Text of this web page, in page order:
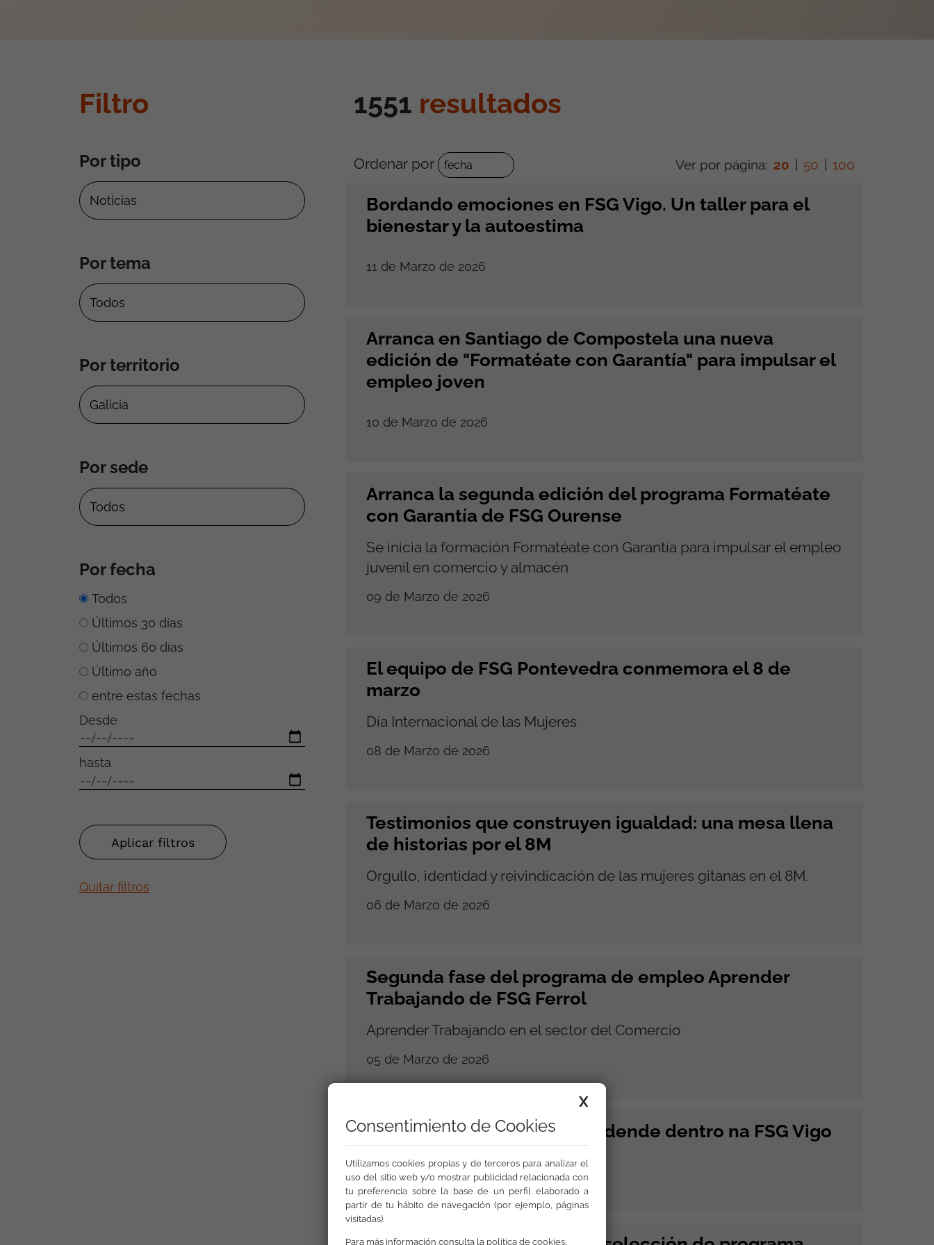
Filtro
Por tipo
Por tema
Por territorio
Por sede
Por fecha
Todos
Últimos 30 días
Últimos 60 días
Último año
entre estas fechas
Desde
hasta
Quitar filtros
1551 resultados
Ordenar por Ver por página: 20 50 100
Bordando emociones en FSG Vigo. Un taller para el
bienestar y la autoestima
11 de Marzo de 2026
Arranca en Santiago de Compostela una nueva
edición de "Formatéate con Garantía" para impulsar el
empleo joven
10 de Marzo de 2026
Arranca la segunda edición del programa Formatéate
con Garantía de FSG Ourense
Se inicia la formación Formatéate con Garantía para impulsar el empleo
juvenil en comercio y almacén
09 de Marzo de 2026
El equipo de FSG Pontevedra conmemora el 8 de
marzo
Día Internacional de las Mujeres
08 de Marzo de 2026
Testimonios que construyen igualdad: una mesa llena
de historias por el 8M
Orgullo, identidad y reivindicación de las mujeres gitanas en el 8M.
06 de Marzo de 2026
Segunda fase del programa de empleo Aprender
Trabajando de FSG Ferrol
Aprender Trabajando en el sector del Comercio
05 de Marzo de 2026
Mulleres que se fortalecen dende dentro na FSG Vigo
05 de Marzo de 2026
X
Consentimiento de Cookies
Utilizamos cookies propias y de terceros para analizar el
uso del sitio web y/o mostrar publicidad relacionada con
tu preferencia sobre la base de un perfil elaborado a
partir de tu hábito de navegación (por ejemplo, páginas
visitadas).
Para más información consulta la política de cookies.